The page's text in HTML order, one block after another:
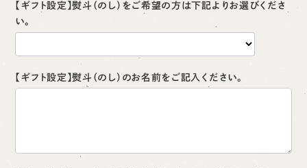
【ギフト設定】熨斗（のし）をご希望の方は下記よりお選びくださ
い。
【ギフト設定】熨斗（のし）のお名前をご記入ください。